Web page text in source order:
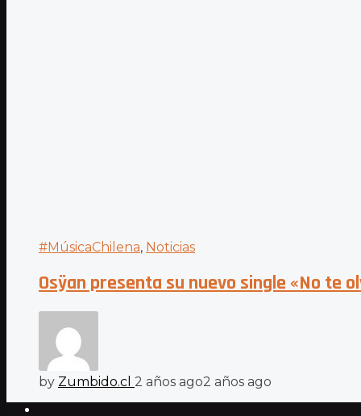
#MúsicaChilena, Noticias
Osÿan presenta su nuevo single «No te
by Zumbido.cl 2 años ago2 años ago